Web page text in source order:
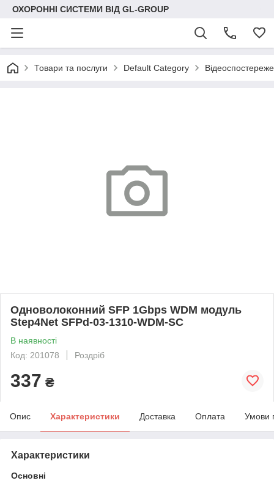
ОХОРОННІ СИСТЕМИ ВІД GL-GROUP
Товари та послуги Default Category
Одноволоконний SFP 1Gbps WDM модуль
Step4Net SFPd-03-1310-WDM-SC
В наявності
Код: 201078
Роздріб
337 ₴
Опис Характеристики Доставка Оплата Умови
Характеристики
Основні